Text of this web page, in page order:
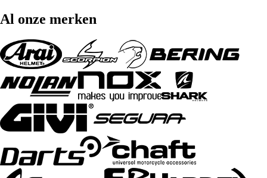
Al onze merken